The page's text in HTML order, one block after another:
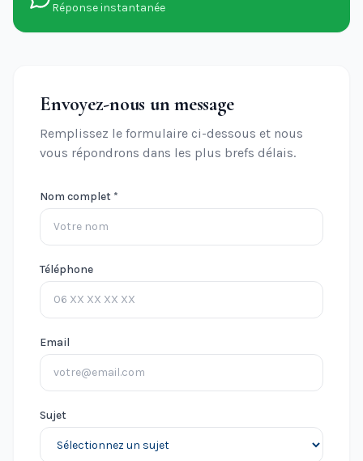
Réponse instantanée
Envoyez-nous un message
Remplissez le formulaire ci-dessous et nous
vous répondrons dans les plus brefs délais.
Nom complet *
Téléphone
Email
Sujet